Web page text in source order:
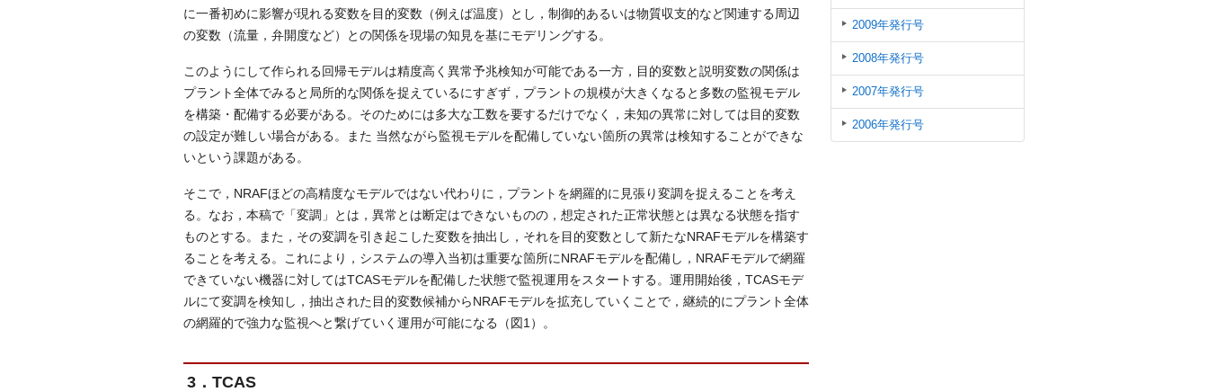
に一番初めに影響が現れる変数を目的変数（例えば温度）とし，制御的あるいは物質収支的など関連する周辺
の変数（流量，弁開度など）との関係を現場の知見を基にモデリングする。
このようにして作られる回帰モデルは精度高く異常予兆検知が可能である一方，目的変数と説明変数の関係は
プラント全体でみると局所的な関係を捉えているにすぎず，プラントの規模が大きくなると多数の監視モデル
を構築・配備する必要がある。そのためには多大な工数を要するだけでなく，未知の異常に対しては目的変数
の設定が難しい場合がある。また 当然ながら監視モデルを配備していない箇所の異常は検知することができな
いという課題がある。
そこで，NRAFほどの高精度なモデルではない代わりに，プラントを網羅的に見張り変調を捉えることを考え
る。なお，本稿で「変調」とは，異常とは断定はできないものの，想定された正常状態とは異なる状態を指す
ものとする。また，その変調を引き起こした変数を抽出し，それを目的変数として新たなNRAFモデルを構築す
ることを考える。これにより，システムの導入当初は重要な箇所にNRAFモデルを配備し，NRAFモデルで網羅
できていない機器に対してはTCASモデルを配備した状態で監視運用をスタートする。運用開始後，TCASモデ
ルにて変調を検知し，抽出された目的変数候補からNRAFモデルを拡充していくことで，継続的にプラント全体
の網羅的で強力な監視へと繋げていく運用が可能になる（図1）。
3．TCAS
2009年発行号
2008年発行号
2007年発行号
2006年発行号